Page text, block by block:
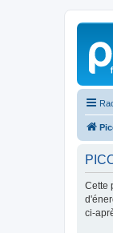
Cette
ci-